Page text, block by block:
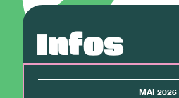
Infos
MAI 2026